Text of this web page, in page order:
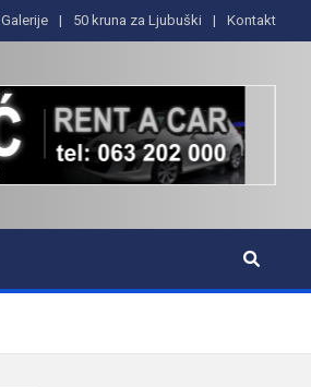
Galerije 50 kruna za Ljubuški Kontakt